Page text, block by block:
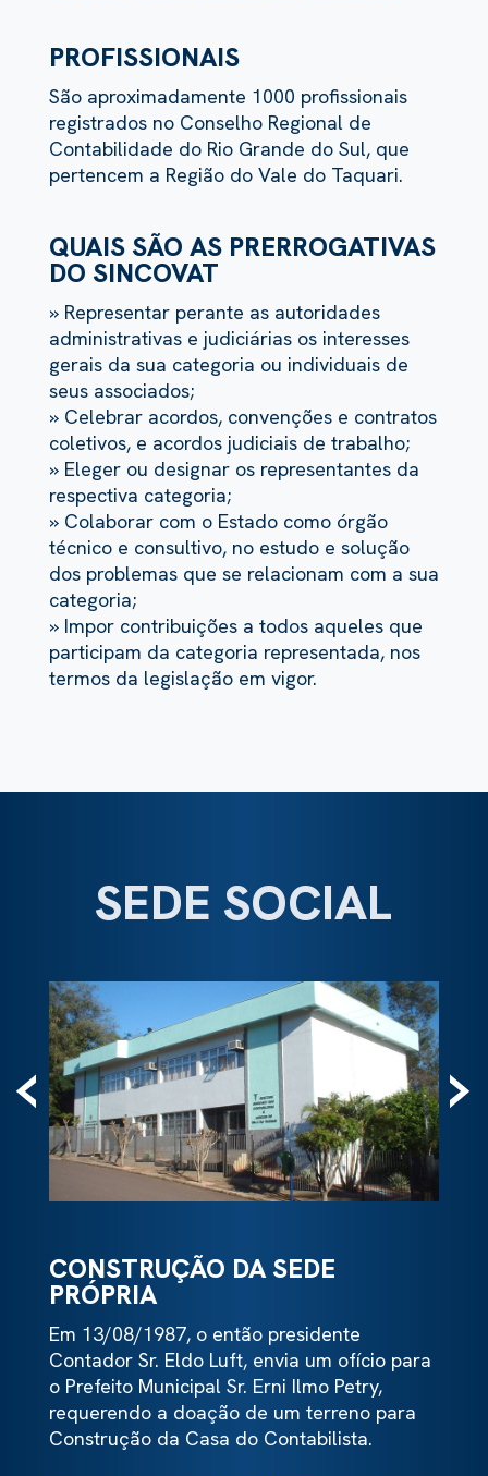
PROFISSIONAIS
São aproximadamente 1000 profissionais
registrados no Conselho Regional de
Contabilidade do Rio Grande do Sul, que
pertencem a Região do Vale do Taquari.
QUAIS SÃO AS PRERROGATIVAS
DO SINCOVAT
» Representar perante as autoridades
administrativas e judiciárias os interesses
gerais da sua categoria ou individuais de
seus associados;
» Celebrar acordos, convenções e contratos
coletivos, e acordos judiciais de trabalho;
» Eleger ou designar os representantes da
respectiva categoria;
» Colaborar com o Estado como órgão
técnico e consultivo, no estudo e solução
dos problemas que se relacionam com a sua
categoria;
» Impor contribuições a todos aqueles que
participam da categoria representada, nos
termos da legislação em vigor.
SEDE SOCIAL
‹ ›
CONSTRUÇÃO DA SEDE
PRÓPRIA
Em 13/08/1987, o então presidente
Contador Sr. Eldo Luft, envia um ofício para
o Prefeito Municipal Sr. Erni Ilmo Petry,
requerendo a doação de um terreno para
Construção da Casa do Contabilista.